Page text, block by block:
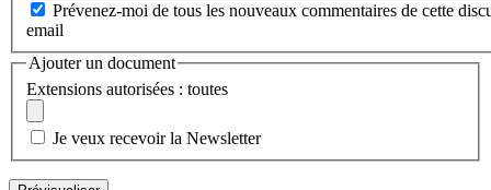
Prévenez-moi de tous les nouveaux commentaires de cette
email
Ajouter un document
Extensions autorisées : toutes
Je veux recevoir la Newsletter